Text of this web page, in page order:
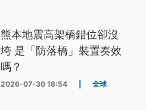
熊本地震高架橋錯位卻沒
垮 是「防落橋」裝置奏效
嗎？
2026-07-30 18:54 全球